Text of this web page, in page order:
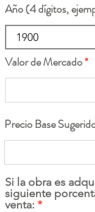
Año (4 dígitos,
Valor de Mercado
Precio Base
Si la obra es
siguiente
venta: